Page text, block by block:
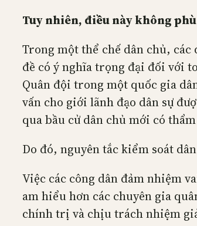
Tuy nhiên, điều này không
Trong một thể chế dân chủ,
đề có ý nghĩa trọng đại đối với
Quân đội trong một quốc gia
vấn cho giới lãnh đạo dân sự
qua bầu cử dân chủ mới có
Do đó, nguyên tắc kiểm soát
Việc các công dân đảm nhiệm
am hiểu hơn các chuyên gia
chính trị và chịu trách nhiệm